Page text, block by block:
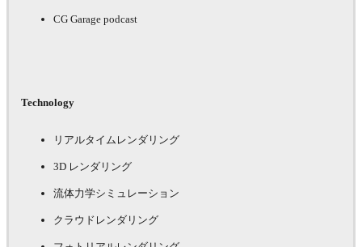
CG Garage podcast
Technology
リアルタイムレンダリング
3D レンダリング
流体力学シミュレーション
クラウドレンダリング